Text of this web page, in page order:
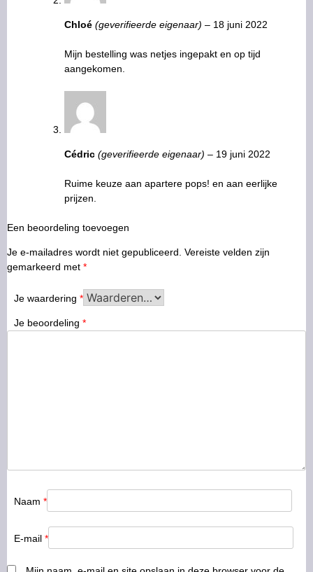
Chloé (geverifieerde eigenaar) – 18 juni 2022
Mijn bestelling was netjes ingepakt en op tijd
aangekomen.
Cédric (geverifieerde eigenaar) – 19 juni 2022
Ruime keuze aan apartere pops! en aan eerlijke
prijzen.
Een beoordeling toevoegen
Je e-mailadres wordt niet gepubliceerd. Vereiste velden zijn
gemarkeerd met *
Je waardering *
Je beoordeling *
Naam *
E-mail *